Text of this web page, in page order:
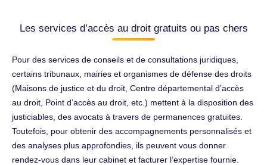
Les services d’accès au droit gratuits ou pas chers
Pour des services de conseils et de consultations juridiques,
certains tribunaux, mairies et organismes de défense des droits
(Maisons de justice et du droit, Centre départemental d’accès
au droit, Point d’accès au droit, etc.) mettent à la disposition des
justiciables, des avocats à travers de permanences gratuites.
Toutefois, pour obtenir des accompagnements personnalisés et
des analyses plus approfondies, ils peuvent vous donner
rendez-vous dans leur cabinet et facturer l’expertise fournie.